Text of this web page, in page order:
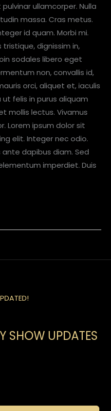
ullamcorper. Nulla
massa. Cras metus.
id quam. Morbi mi.
tristique, dignissim in,
sodales libero eget
non, convallis id,
orci, aliquet et, iaculis
ut felis in purus aliquam
mollis lectus. Vivamus
Lorem ipsum dolor sit
elit. Integer nec odio.
ante dapibus diam. Sed
imperdiet. Duis
SHOW UPDATES